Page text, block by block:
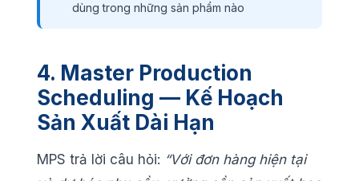
dùng trong những sản phẩm nào
4. Master Production
Scheduling — Kế Hoạch
Sản Xuất Dài Hạn
MPS trả lời câu hỏi: “Với đơn hàng hiện tại